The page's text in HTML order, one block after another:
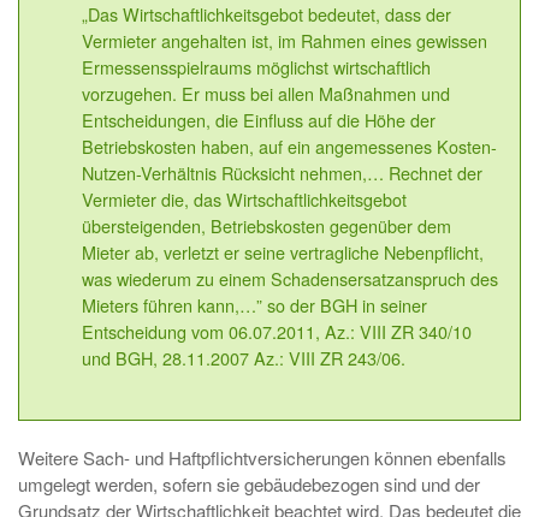
„Das Wirtschaftlichkeitsgebot bedeutet, dass der
Vermieter angehalten ist, im Rahmen eines gewissen
Ermessensspielraums möglichst wirtschaftlich
vorzugehen. Er muss bei allen Maßnahmen und
Entscheidungen, die Einfluss auf die Höhe der
Betriebskosten haben, auf ein angemessenes Kosten-
Nutzen-Verhältnis Rücksicht nehmen,… Rechnet der
Vermieter die, das Wirtschaftlichkeitsgebot
übersteigenden, Betriebskosten gegenüber dem
Mieter ab, verletzt er seine vertragliche Nebenpflicht,
was wiederum zu einem Schadensersatzanspruch des
Mieters führen kann,…” so der BGH in seiner
Entscheidung vom 06.07.2011, Az.: VIII ZR 340/10
und BGH, 28.11.2007 Az.: VIII ZR 243/06.
Weitere Sach- und Haftpflichtversicherungen können ebenfalls
umgelegt werden, sofern sie gebäudebezogen sind und der
Grundsatz der Wirtschaftlichkeit beachtet wird. Das bedeutet die